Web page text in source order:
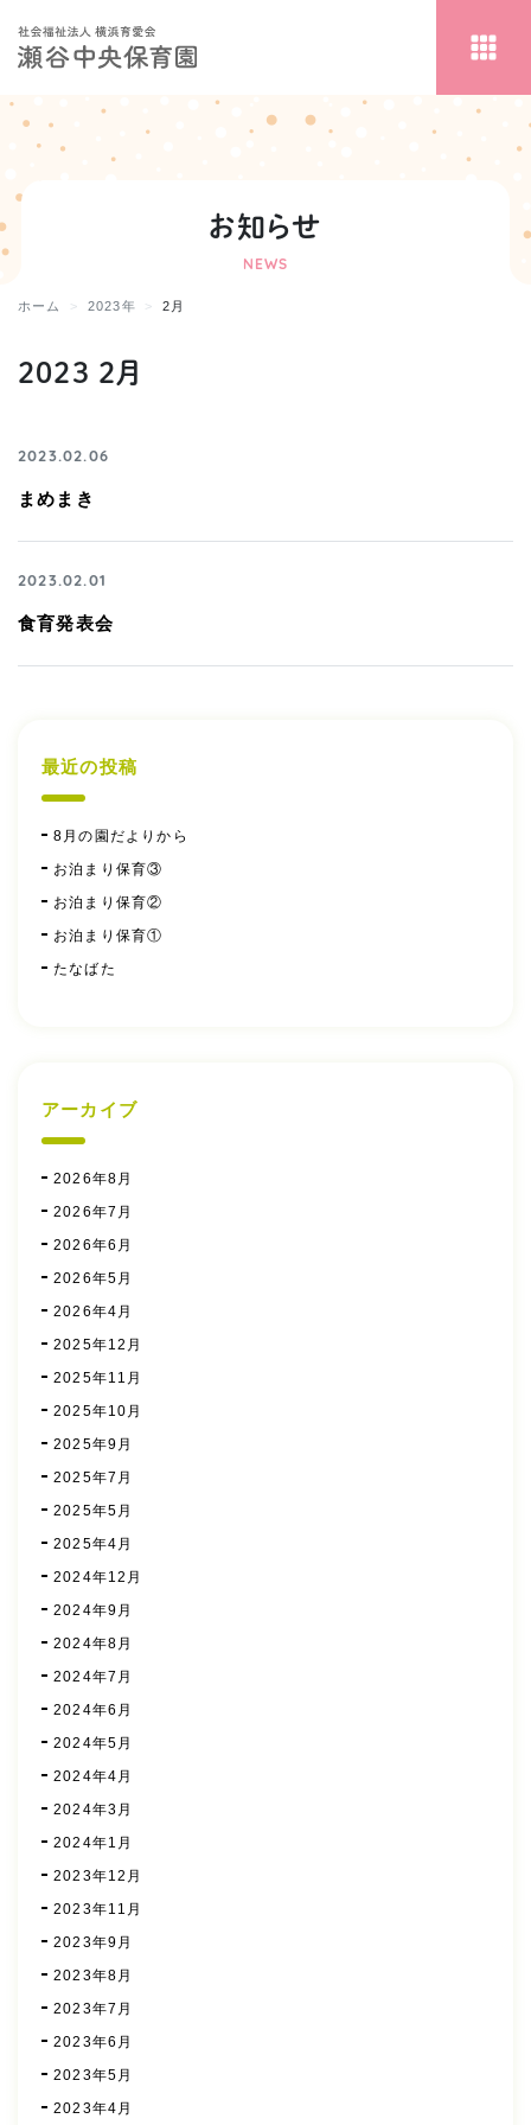
お知らせ
NEWS
ホーム 2023年 2月
2023 2月
2023.02.06
まめまき
2023.02.01
食育発表会
最近の投稿
8月の園だよりから
お泊まり保育③
お泊まり保育②
お泊まり保育①
たなばた
アーカイブ
2026年8月
2026年7月
2026年6月
2026年5月
2026年4月
2025年12月
2025年11月
2025年10月
2025年9月
2025年7月
2025年5月
2025年4月
2024年12月
2024年9月
2024年8月
2024年7月
2024年6月
2024年5月
2024年4月
2024年3月
2024年1月
2023年12月
2023年11月
2023年9月
2023年8月
2023年7月
2023年6月
2023年5月
2023年4月